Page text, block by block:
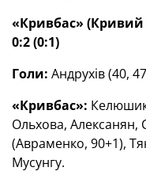
«Кривбас» (Кривий
0:2 (0:1)
Голи: Андрухів (40,
«Кривбас»:
Ольхова, Алексанян,
(Авраменко, 90+1),
Мусунгу.